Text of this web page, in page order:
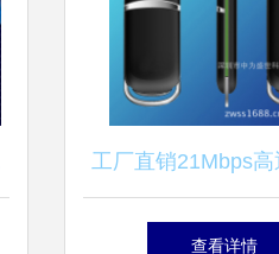
工厂直销21Mbps
芯片3.5G联通上网
查看详情